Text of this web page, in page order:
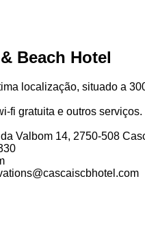
Beach Hotel
localização, situado a
fi gratuita e outros
Valbom 14, 2750-508